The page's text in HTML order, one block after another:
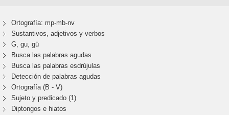
Ortografía: mp-mb-nv
Sustantivos, adjetivos y verbos
G, gu, gü
Busca las palabras agudas
Busca las palabras esdrújulas
Detección de palabras agudas
Ortografía (B - V)
Sujeto y predicado (1)
Diptongos e hiatos